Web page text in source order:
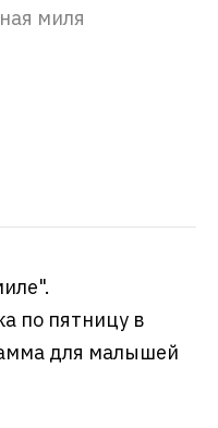
миля
по пятницу в
для малышей